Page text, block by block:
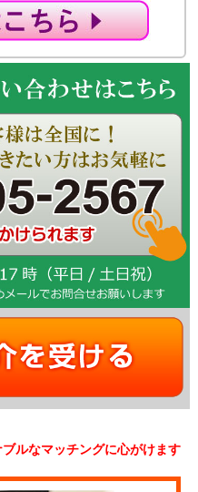
ルなマッチングに心がけます